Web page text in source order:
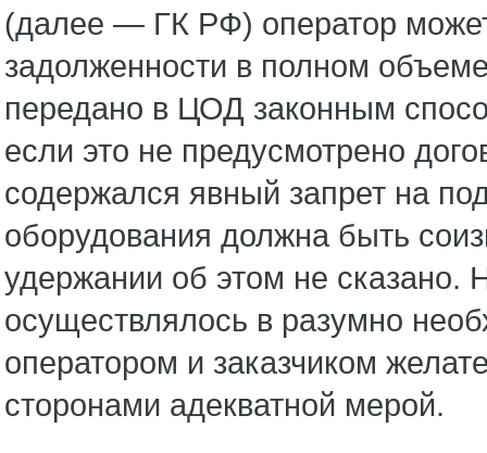
(далее — ГК РФ) оператор
задолженности в полном
передано в ЦОД законным
если это не предусмотрено
содержался явный запрет на
оборудования должна быть
удержании об этом не сказано.
осуществлялось в разумно
оператором и заказчиком
сторонами адекватной мерой.